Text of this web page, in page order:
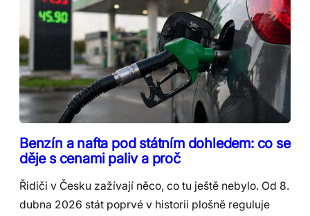
Benzín a nafta pod státním dohledem: co se
děje s cenami paliv a proč
Řidiči v Česku zažívají něco, co tu ještě nebylo. Od 8.
dubna 2026 stát poprvé v historii plošně reguluje